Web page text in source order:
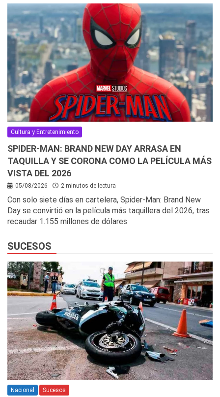
Cultura y Entretenimiento
SPIDER-MAN: BRAND NEW DAY ARRASA EN
TAQUILLA Y SE CORONA COMO LA PELÍCULA MÁS
VISTA DEL 2026
05/08/2026 2 minutos de lectura
Con solo siete días en cartelera, Spider-Man: Brand New
Day se convirtió en la película más taquillera del 2026, tras
recaudar 1.155 millones de dólares
SUCESOS
Nacional Sucesos